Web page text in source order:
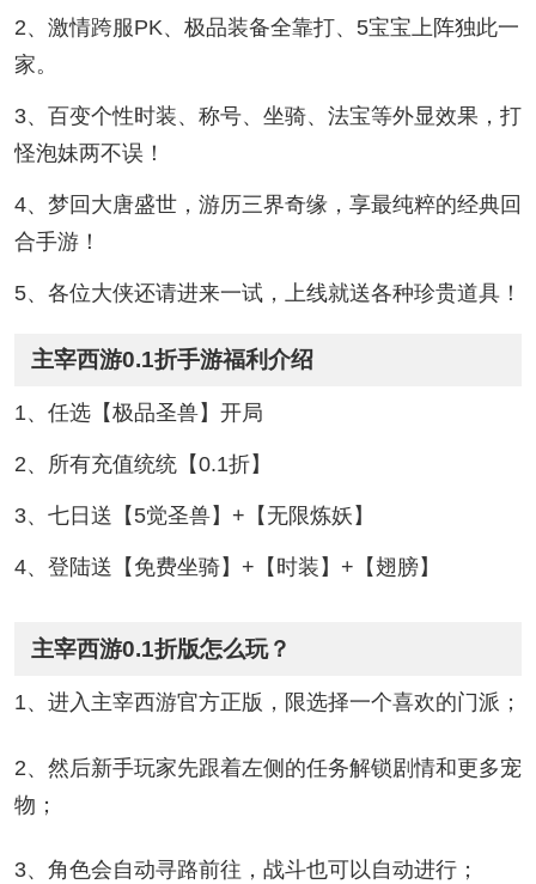
2、激情跨服PK、极品装备全靠打、5宝宝上阵独此一
家。
3、百变个性时装、称号、坐骑、法宝等外显效果，打
怪泡妹两不误！
4、梦回大唐盛世，游历三界奇缘，享最纯粹的经典回
合手游！
5、各位大侠还请进来一试，上线就送各种珍贵道具！
主宰西游0.1折手游福利介绍
1、任选【极品圣兽】开局
2、所有充值统统【0.1折】
3、七日送【5觉圣兽】+【无限炼妖】
4、登陆送【免费坐骑】+【时装】+【翅膀】
主宰西游0.1折版怎么玩？
1、进入主宰西游官方正版，限选择一个喜欢的门派；
2、然后新手玩家先跟着左侧的任务解锁剧情和更多宠
物；
3、角色会自动寻路前往，战斗也可以自动进行；